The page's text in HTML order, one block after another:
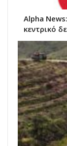
Alpha
κεντρικό